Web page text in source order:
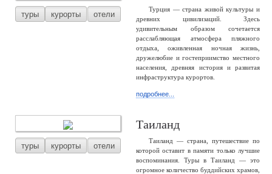
туры курорты отели
Турция — страна живой культуры и
древних цивилизаций. Здесь
удивительным образом сочетается
расслабляющая атмосфера пляжного
отдыха, оживленная ночная жизнь,
дружелюбие и гостеприимство местного
населения, древняя история и развитая
инфраструктура курортов.
подробнее...
туры курорты отели
Таиланд
Таиланд — страна, путешествие по
которой оставит в памяти только лучшие
воспоминания. Туры в Таиланд — это
огромное количество буддийских храмов,